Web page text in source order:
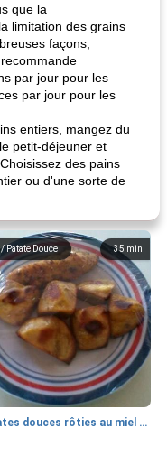
que la
limitation des grains
façons,
recommande
par jour pour les
par jour pour les
entiers, mangez du
petit-déjeuner et
des pains
ou d'une sorte de
35 min
/ Patate Douce
patates douces rôties au miel / kumara